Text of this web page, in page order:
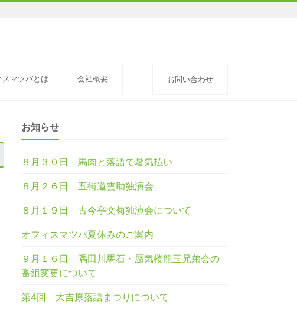
スマツバとは 会社概要 お問い合わせ
お知らせ
８月３０日 馬肉と落語で暑気払い
８月２６日 五街道雲助独演会
８月１９日 古今亭文菊独演会について
オフィスマツバ夏休みのご案内
９月１６日 隅田川馬石・蜃気楼龍玉兄弟会の
番組変更について
第4回 大吉原落語まつりについて